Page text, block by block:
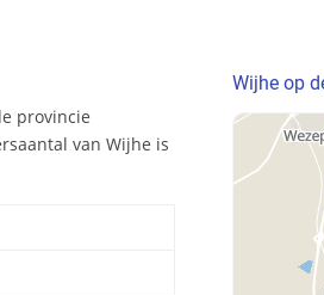
provincie
van Wijhe is
Wijhe op